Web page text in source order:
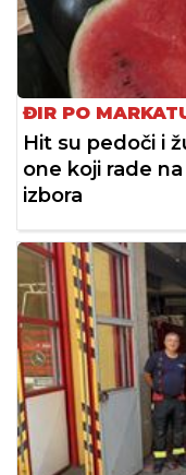
ĐIR PO
Hit su pedoči i
one koji rade
izbora